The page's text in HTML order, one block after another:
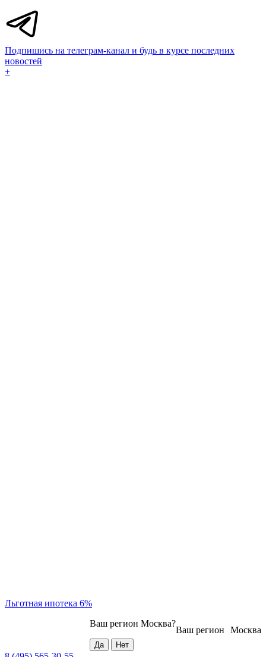
Подпишись на телеграм-канал и будь в курсе последних
новостей
+
Льготная ипотека 6%
Москва
Ваш регион
Ваш регион Москва?